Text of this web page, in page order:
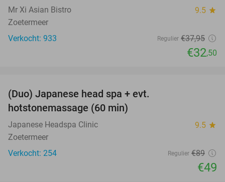
Mr Xi Asian Bistro 9.5 star
Zoetermeer
Verkocht: 933
Regulier €37,95
€32,50
(Duo) Japanese head spa + evt.
hotstonemassage (60 min)
Japanese Headspa Clinic 9.5 star
Zoetermeer
Verkocht: 254
Regulier €89
€49